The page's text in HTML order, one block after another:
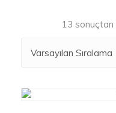
13 sonuçtan